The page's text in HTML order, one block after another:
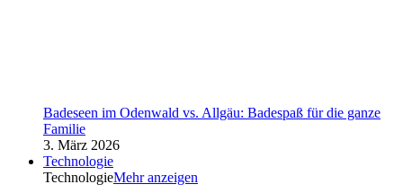
Badeseen im Odenwald vs. Allgäu: Badespaß für die ganze
Familie
3. März 2026
Technologie
TechnologieMehr anzeigen